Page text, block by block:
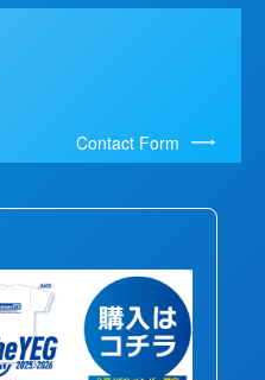
Contact Form